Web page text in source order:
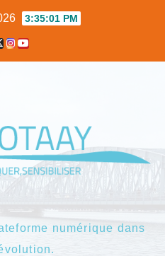
3:35:02 PM
numérique dans